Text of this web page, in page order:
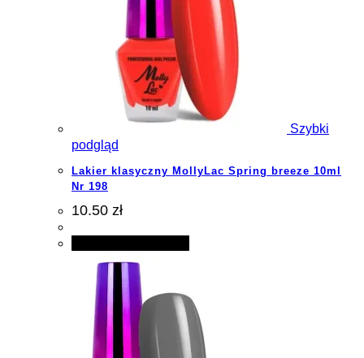
Szybki
podgląd
Lakier klasyczny MollyLac Spring breeze 10ml
Nr 198
10.50 zł